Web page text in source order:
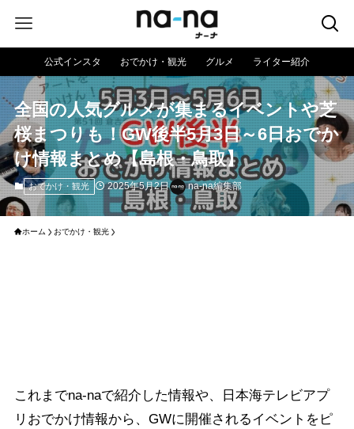
公式インスタ おでかけ・観光 グルメ ライター紹介
全国の人気グルメが集まるイベントや芝
桜まつりも！GW後半5月3日～6日おでか
け情報まとめ【島根・鳥取】
おでかけ・観光 2025年5月2日 na-na編集部
ホーム おでかけ・観光
これまでna-naで紹介した情報や、日本海テレビアプ
リおでかけ情報から、GWに開催されるイベントをピ